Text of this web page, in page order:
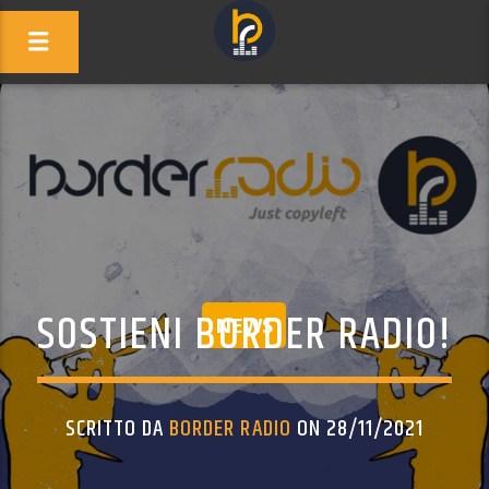
NEWS
SOSTIENI BORDER RADIO!
SCRITTO DA BORDER RADIO ON 28/11/2021